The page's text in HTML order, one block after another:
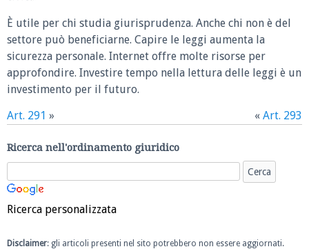
È utile per chi studia giurisprudenza. Anche chi non è del
settore può beneficiarne. Capire le leggi aumenta la
sicurezza personale. Internet offre molte risorse per
approfondire. Investire tempo nella lettura delle leggi è un
investimento per il futuro.
Art. 291 » « Art. 293
Ricerca nell'ordinamento giuridico
Ricerca personalizzata
Disclaimer: gli articoli presenti nel sito potrebbero non essere aggiornati.